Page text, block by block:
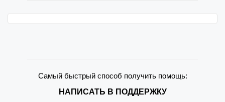
Самый быстрый способ получить помощь:
НАПИСАТЬ В ПОДДЕРЖКУ